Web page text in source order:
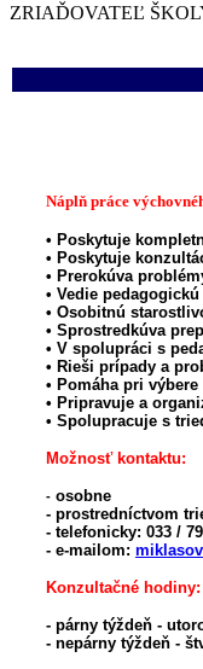
ZRIAĎOVATEĽ
Náplň práce
• Poskytuje
• Poskytuje
• Prerokúva
• Vedie
• Osobitnú
• Sprostredkúva
• V spolupráci s
• Rieši prípady a
• Pomáha pri
• Pripravuje a
• Spolupracuje s
Možnosť kontaktu:
- osobne
- prostredníctvom
- telefonicky: 033 /
- e-mailom:
Konzultačné hodiny:
- párny týždeň -
- nepárny týždeň -